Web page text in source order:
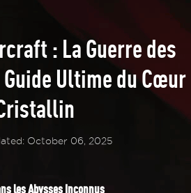
: La Guerre des
Ultime du Cœur
October 06, 2025
les Abysses Inconnus